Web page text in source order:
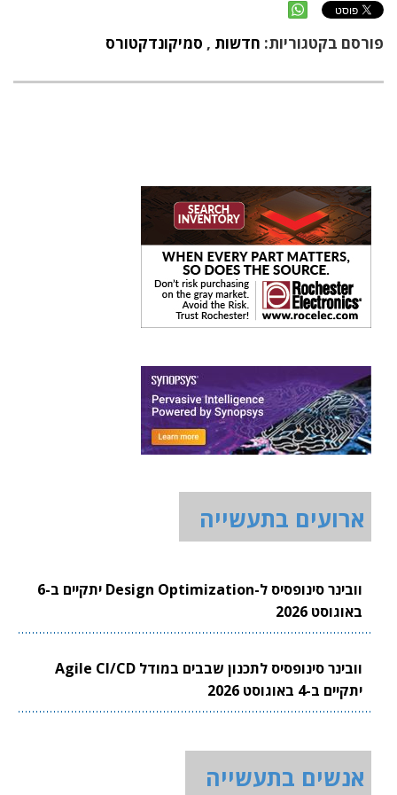
פורסם בקטגוריות: חדשות , סמיקונדקטורס
ארועים בתעשייה
וובינר סינופסיס ל-Design Optimization יתקיים ב-6
באוגוסט 2026
וובינר סינופסיס לתכנון שבבים במודל Agile CI/CD
יתקיים ב-4 באוגוסט 2026
אנשים בתעשייה